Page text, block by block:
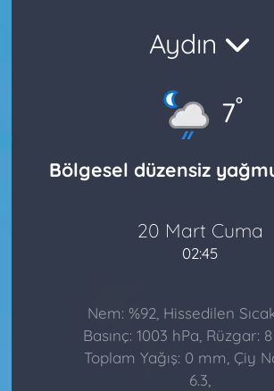
Aydın
7°
Bölgesel düzensiz
20 Mart Cuma
02:45
Nem: %92, Hissedilen
Basınç: 1003 hPa, Rüzgar:
Toplam Yağış: 0 mm, Çiy
6.3,